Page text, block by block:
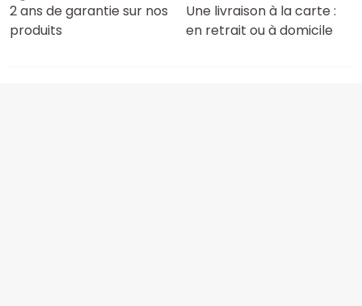
2 ans de garantie sur nos
produits
Une livraison à la carte :
en retrait ou à domicile